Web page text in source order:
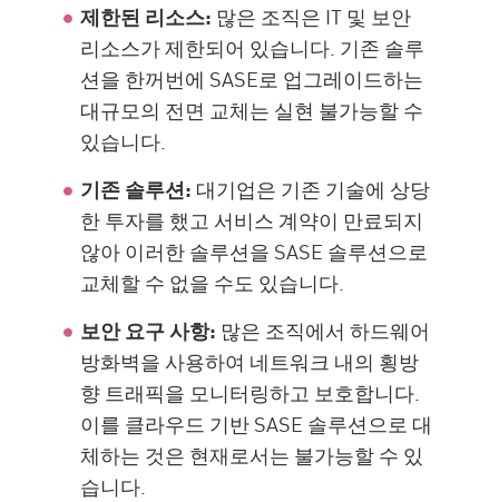
제한된 리소스: 많은 조직은 IT 및 보안
리소스가 제한되어 있습니다. 기존 솔루
션을 한꺼번에 SASE로 업그레이드하는
대규모의 전면 교체는 실현 불가능할 수
있습니다.
기존 솔루션: 대기업은 기존 기술에 상당
한 투자를 했고 서비스 계약이 만료되지
않아 이러한 솔루션을 SASE 솔루션으로
교체할 수 없을 수도 있습니다.
보안 요구 사항: 많은 조직에서 하드웨어
방화벽을 사용하여 네트워크 내의 횡방
향 트래픽을 모니터링하고 보호합니다.
이를 클라우드 기반 SASE 솔루션으로 대
체하는 것은 현재로서는 불가능할 수 있
습니다.